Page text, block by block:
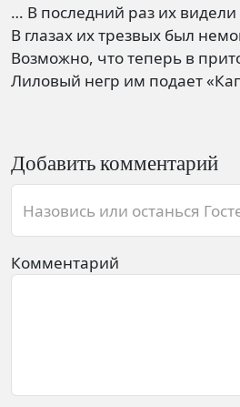
… В последний раз их
В глазах их трезвых был
Возможно, что теперь в
Лиловый негр им подает
Добавить комментарий
Назовись или останься
Комментарий